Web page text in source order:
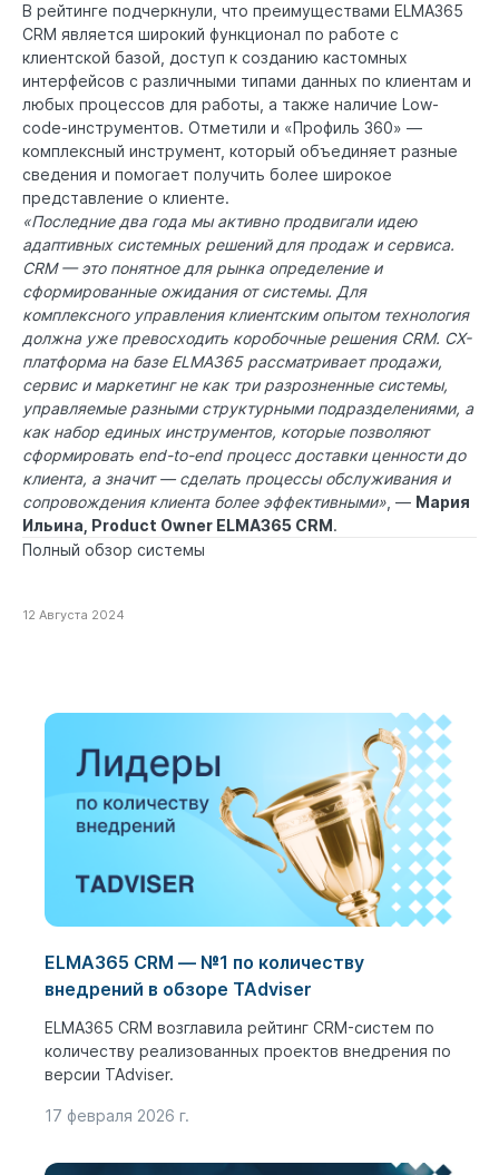
В рейтинге подчеркнули, что преимуществами ELMA365
CRM является широкий функционал по работе с
клиентской базой, доступ к созданию кастомных
интерфейсов с различными типами данных по клиентам и
любых процессов для работы, а также наличие Low-
code-инструментов. Отметили и «Профиль 360» —
комплексный инструмент, который объединяет разные
сведения и помогает получить более широкое
представление о клиенте.
«Последние два года мы активно продвигали идею
адаптивных системных решений для продаж и сервиса.
CRM — это понятное для рынка определение и
сформированные ожидания от системы. Для
комплексного управления клиентским опытом технология
должна уже превосходить коробочные решения CRM. CX-
платформа на базе ELMA365 рассматривает продажи,
сервис и маркетинг не как три разрозненные системы,
управляемые разными структурными подразделениями, а
как набор единых инструментов, которые позволяют
сформировать end-to-end процесс доставки ценности до
клиента, а значит — сделать процессы обслуживания и
сопровождения клиента более эффективными» , — Мария
Ильина, Product Owner ELMA365 CRM.
Полный обзор системы
12 Августа 2024
ELMA365 CRM ― №1 по количеству
внедрений в обзоре TAdviser
ELMA365 CRM возглавила рейтинг CRM-систем по
количеству реализованных проектов внедрения по
версии TAdviser.
17 февраля 2026 г.